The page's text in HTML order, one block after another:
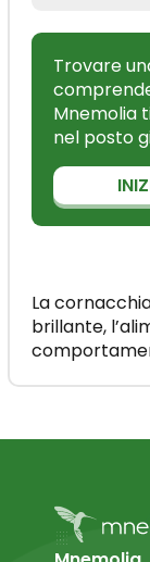
Trovare
Mnemolia
nel posto
La
brillante,